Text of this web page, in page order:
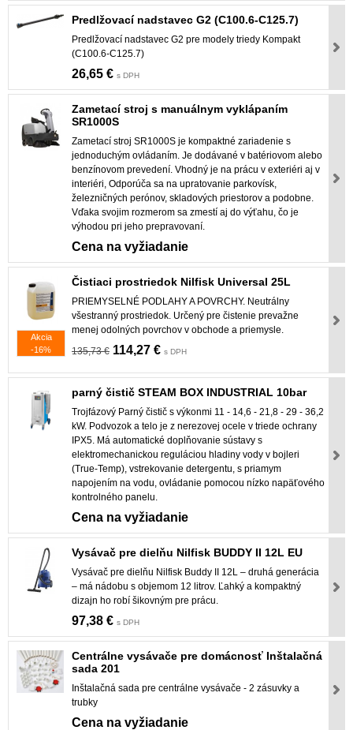
Predlžovací nadstavec G2 (C100.6-C125.7)
Predlžovací nadstavec G2 pre modely triedy Kompakt
(C100.6-C125.7)
26,65 € s DPH
Zametací stroj s manuálnym vyklápaním
SR1000S
Zametací stroj SR1000S je kompaktné zariadenie s
jednoduchým ovládaním. Je dodávané v batériovom alebo
benzínovom prevedení. Vhodný je na prácu v exteriéri aj v
interiéri, Odporúča sa na upratovanie parkovísk,
železničných perónov, skladových priestorov a podobne.
Vďaka svojim rozmerom sa zmestí aj do výťahu, čo je
výhodou pri jeho prepravovaní.
Cena na vyžiadanie
Akcia
-16%
Čistiaci prostriedok Nilfisk Universal 25L
PRIEMYSELNÉ PODLAHY A POVRCHY. Neutrálny
všestranný prostriedok. Určený pre čistenie prevažne
menej odolných povrchov v obchode a priemysle.
135,73 € 114,27 € s DPH
parný čistič STEAM BOX INDUSTRIAL 10bar
Trojfázový Parný čistič s výkonmi 11 - 14,6 - 21,8 - 29 - 36,2
kW. Podvozok a telo je z nerezovej ocele v triede ochrany
IPX5. Má automatické doplňovanie sústavy s
elektromechanickou reguláciou hladiny vody v bojleri
(True-Temp), vstrekovanie detergentu, s priamym
napojením na vodu, ovládanie pomocou nízko napäťového
kontrolného panelu.
Cena na vyžiadanie
Vysávač pre dielňu Nilfisk BUDDY II 12L EU
Vysávač pre dielňu Nilfisk Buddy II 12L – druhá generácia
– má nádobu s objemom 12 litrov. Ľahký a kompaktný
dizajn ho robí šikovným pre prácu.
97,38 € s DPH
Centrálne vysávače pre domácnosť Inštalačná
sada 201
Inštalačná sada pre centrálne vysávače - 2 zásuvky a
trubky
Cena na vyžiadanie